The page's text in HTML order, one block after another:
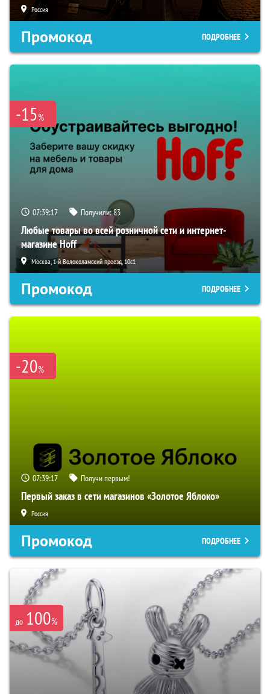
Россия
Промокод ПОДРОБНЕЕ
-15%
07:39:16 Получили:83
Любые товары во всей розничной сети и интернет-
магазине Hoff
Москва, 1-й Волоколамский проезд, 10с1
Промокод ПОДРОБНЕЕ
-20%
07:39:16 Получи первым!
Первый заказ в сети магазинов «Золотое Яблоко»
Россия
Промокод ПОДРОБНЕЕ
до 100%